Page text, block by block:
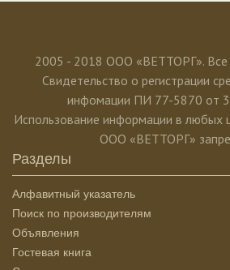
2005 - 2018 ООО «ВЕТТОРГ». Все
Свидетельство о регистрации
инфомации ПИ 77-5870 от
Использование информации в любых
ООО «ВЕТТОРГ»
Разделы
Алфавитный указатель
Поиск по производителям
Объявления
Гостевая книга